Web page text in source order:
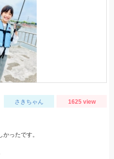
さきちゃん 1625 view
ったです。